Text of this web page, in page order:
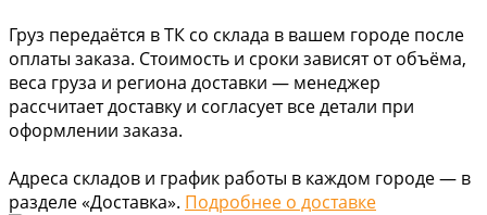
Груз передаётся в ТК со склада в вашем городе после
оплаты заказа. Стоимость и сроки зависят от объёма,
веса груза и региона доставки — менеджер
рассчитает доставку и согласует все детали при
оформлении заказа.
Адреса складов и график работы в каждом городе — в
разделе «Доставка». Подробнее о доставке